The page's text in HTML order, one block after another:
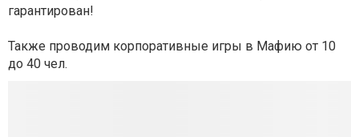
гарантирован!
Также проводим корпоративные игры в Мафию от 10
до 40 чел.